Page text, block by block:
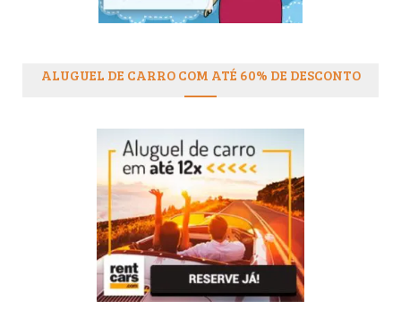
ALUGUEL DE CARRO COM ATÉ 60% DE DESCONTO